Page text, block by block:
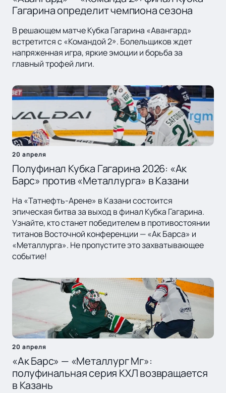
Гагарина определит чемпиона сезона
В решающем матче Кубка Гагарина «Авангард»
встретится с «Командой 2». Болельщиков ждет
напряженная игра, яркие эмоции и борьба за
главный трофей лиги.
20 апреля
Полуфинал Кубка Гагарина 2026: «Ак
Барс» против «Металлурга» в Казани
На «Татнефть-Арене» в Казани состоится
эпическая битва за выход в финал Кубка Гагарина.
Узнайте, кто станет победителем в противостоянии
титанов Восточной конференции — «Ак Барса» и
«Металлурга». Не пропустите это захватывающее
событие!
20 апреля
«Ак Барс» — «Металлург Мг»:
полуфинальная серия КХЛ возвращается
в Казань